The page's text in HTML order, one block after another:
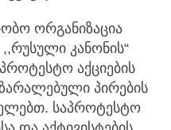
ორგანიზაცია
კანონის“
აქციების
პირების
საპროტესტო